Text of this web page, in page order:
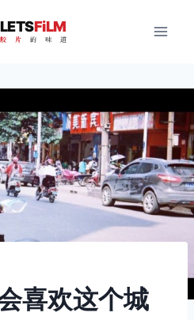
LETSFiLM
胶 片 的 味 道
喜欢这个城